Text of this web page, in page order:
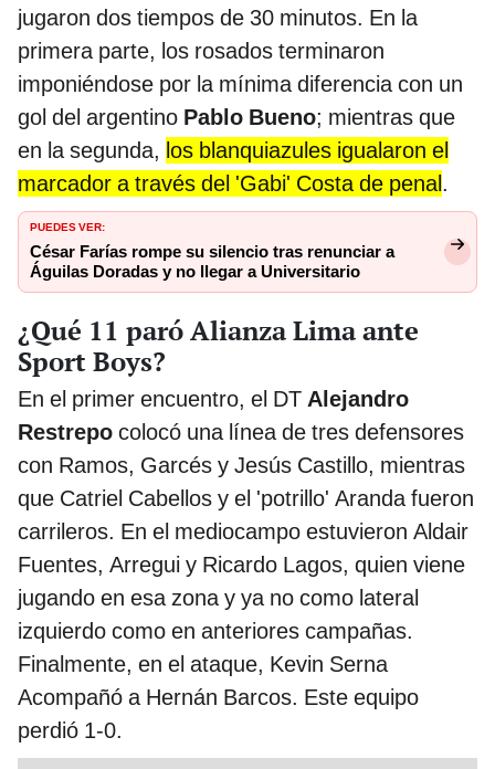
jugaron dos tiempos de 30 minutos. En la
primera parte, los rosados terminaron
imponiéndose por la mínima diferencia con un
gol del argentino Pablo Bueno; mientras que
en la segunda, los blanquiazules igualaron el
marcador a través del 'Gabi' Costa de penal.
PUEDES VER:
César Farías rompe su silencio tras renunciar a
Águilas Doradas y no llegar a Universitario
¿Qué 11 paró Alianza Lima ante
Sport Boys?
En el primer encuentro, el DT Alejandro
Restrepo colocó una línea de tres defensores
con Ramos, Garcés y Jesús Castillo, mientras
que Catriel Cabellos y el 'potrillo' Aranda fueron
carrileros. En el mediocampo estuvieron Aldair
Fuentes, Arregui y Ricardo Lagos, quien viene
jugando en esa zona y ya no como lateral
izquierdo como en anteriores campañas.
Finalmente, en el ataque, Kevin Serna
Acompañó a Hernán Barcos. Este equipo
perdió 1-0.